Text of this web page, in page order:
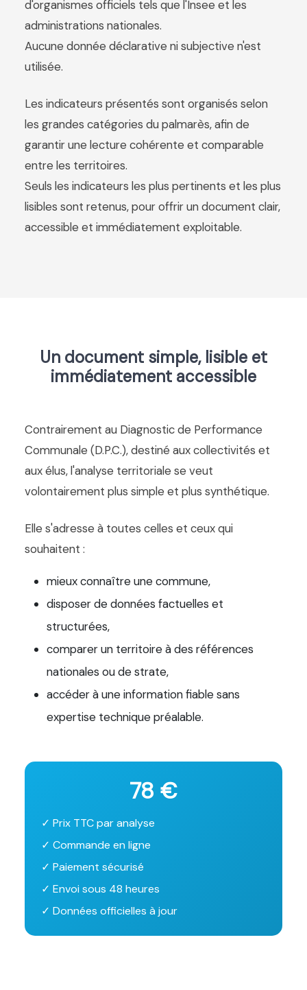
d'organismes officiels tels que l'Insee et les
administrations nationales.
Aucune donnée déclarative ni subjective n'est
utilisée.
Les indicateurs présentés sont organisés selon
les grandes catégories du palmarès, afin de
garantir une lecture cohérente et comparable
entre les territoires.
Seuls les indicateurs les plus pertinents et les plus
lisibles sont retenus, pour offrir un document clair,
accessible et immédiatement exploitable.
Un document simple, lisible et
immédiatement accessible
Contrairement au Diagnostic de Performance
Communale (D.P.C.), destiné aux collectivités et
aux élus, l'analyse territoriale se veut
volontairement plus simple et plus synthétique.
Elle s'adresse à toutes celles et ceux qui
souhaitent :
mieux connaître une commune,
disposer de données factuelles et
structurées,
comparer un territoire à des références
nationales ou de strate,
accéder à une information fiable sans
expertise technique préalable.
78 €
✓ Prix TTC par analyse
✓ Commande en ligne
✓ Paiement sécurisé
✓ Envoi sous 48 heures
✓ Données officielles à jour